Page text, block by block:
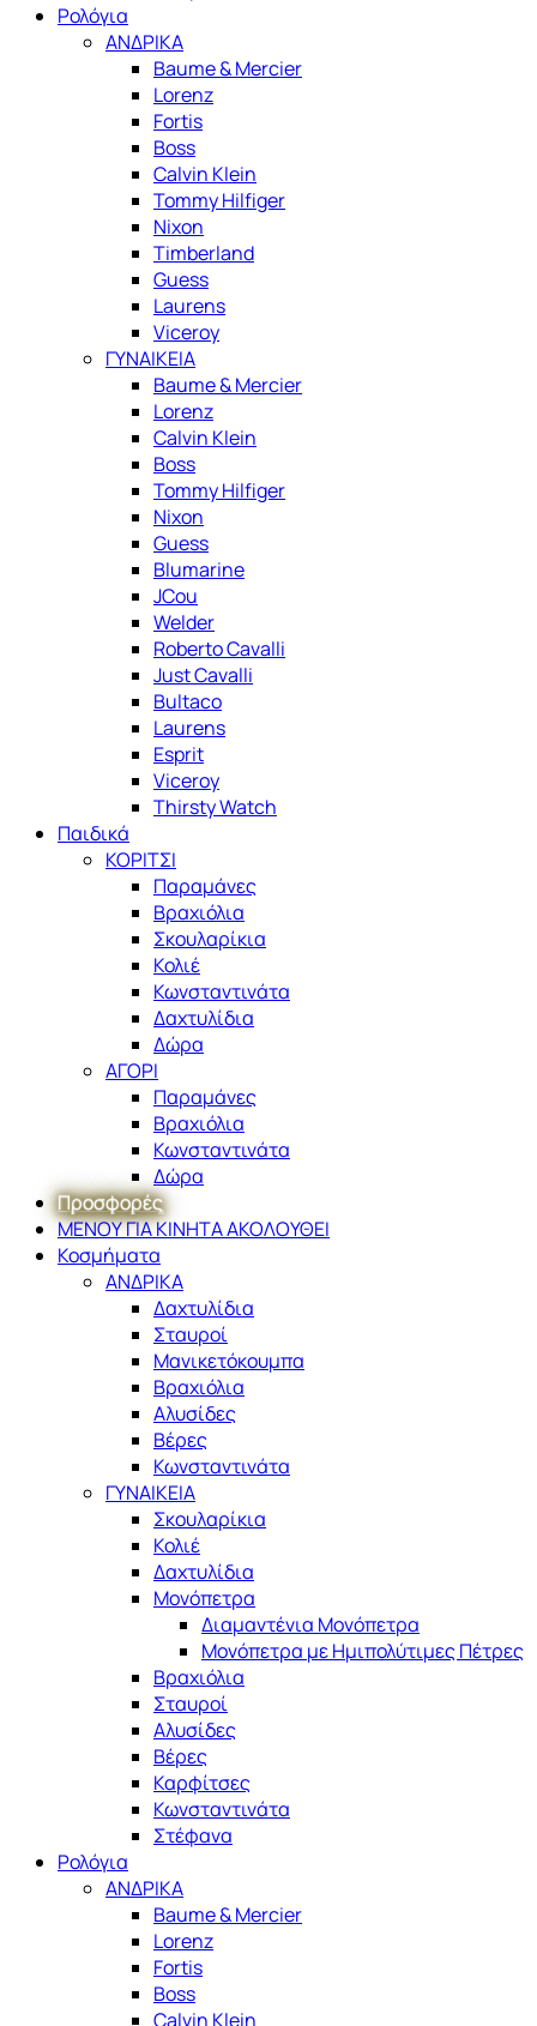
Ρολόγια
ΑΝΔΡΙΚΑ
Baume & Mercier
Lorenz
Fortis
Boss
Calvin Klein
Tommy Hilfiger
Nixon
Timberland
Guess
Laurens
Viceroy
ΓΥΝΑΙΚΕΙΑ
Baume & Mercier
Lorenz
Calvin Klein
Boss
Tommy Hilfiger
Nixon
Guess
Blumarine
JCou
Welder
Roberto Cavalli
Just Cavalli
Bultaco
Laurens
Esprit
Viceroy
Thirsty Watch
Παιδικά
ΚΟΡΙΤΣΙ
Παραμάνες
Βραχιόλια
Σκουλαρίκια
Κολιέ
Κωνσταντινάτα
Δαχτυλίδια
Δώρα
ΑΓΟΡΙ
Παραμάνες
Βραχιόλια
Κωνσταντινάτα
Δώρα
Προσφορές
ΜΕΝΟΥ ΓΙΑ ΚΙΝΗΤΑ ΑΚΟΛΟΥΘΕΙ
Κοσμήματα
ΑΝΔΡΙΚΑ
Δαχτυλίδια
Σταυροί
Μανικετόκουμπα
Βραχιόλια
Αλυσίδες
Βέρες
Κωνσταντινάτα
ΓΥΝΑΙΚΕΙΑ
Σκουλαρίκια
Κολιέ
Δαχτυλίδια
Μονόπετρα
Διαμαντένια Μονόπετρα
Μονόπετρα με Ημιπολύτιμες Πέτρες
Βραχιόλια
Σταυροί
Αλυσίδες
Βέρες
Καρφίτσες
Κωνσταντινάτα
Στέφανα
Ρολόγια
ΑΝΔΡΙΚΑ
Baume & Mercier
Lorenz
Fortis
Boss
Calvin Klein